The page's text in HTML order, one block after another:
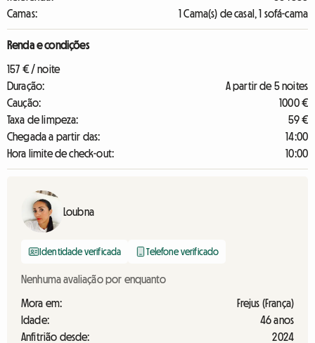
Camas:
1 Cama(s) de casal, 1 sofá-cama
Renda e condições
157 € / noite
Duração:
A partir de 5 noites
Caução:
1000 €
Taxa de limpeza:
59 €
Chegada a partir das:
14:00
Hora limite de check-out:
10:00
Loubna
Identidade verificada Telefone verificado
Nenhuma avaliação por enquanto
Mora em:
Frejus (França)
Idade:
46 anos
Anfitrião desde:
2024